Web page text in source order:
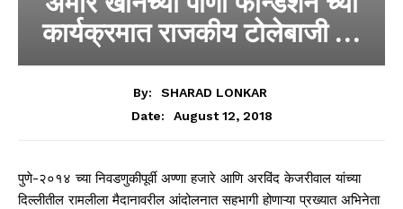
कार्यक्रमात राजकीय टोलेबाजी …
By:
SHARAD LONKAR
Date:
August 12, 2018
पुणे-२०१४ च्या निवडणुकीपूर्वी अण्णा हजारे आणि अरविंद केजरीवाल यांच्या
दिल्लीतील रामलीला मैदानावरील आंदोलनात सहभागी होणाऱ्या प्रख्यात अभिनेता